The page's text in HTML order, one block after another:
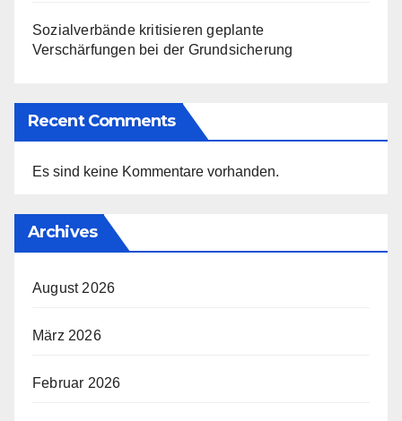
Sozialverbände kritisieren geplante
Verschärfungen bei der Grundsicherung
Recent Comments
Es sind keine Kommentare vorhanden.
Archives
August 2026
März 2026
Februar 2026